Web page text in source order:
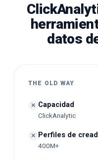
datos
THE OLD WAY
✕ Capacidad
ClickAnalytic
✕ Perfiles de
400M+